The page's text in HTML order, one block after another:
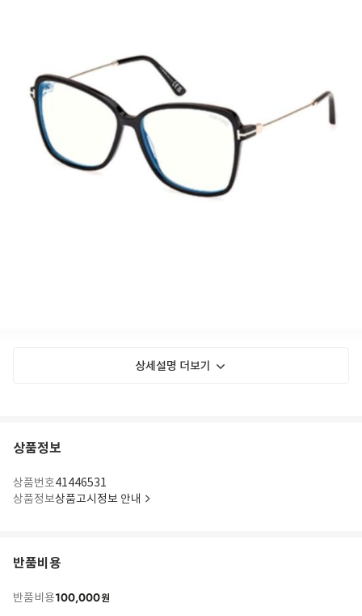
상세설명 더보기
상품정보
상품번호41446531
상품정보상품고시정보 안내
반품비용
반품비용100,000원